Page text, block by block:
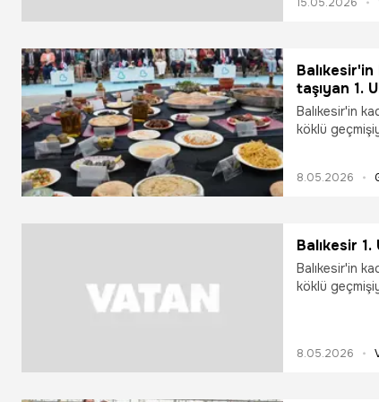
taşıyan 1.
Balıkesir'in
köklü
ziyaretçilere
8.05.2026
Balıkesir
Balıkesir'in
köklü
vatandaşlar
8.05.2026